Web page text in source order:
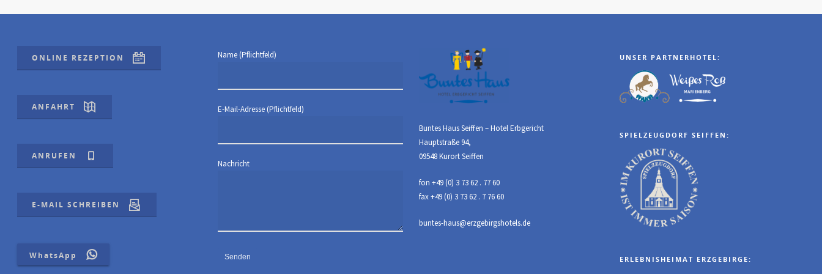
ONLINE REZEPTION
ANFAHRT
ANRUFEN
E-MAIL SCHREIBEN
WhatsApp
Name (Pflichtfeld)
E-Mail-Adresse (Pflichtfeld)
Nachricht
Buntes Haus Seiffen – Hotel Erbgericht
Hauptstraße 94,
09548 Kurort Seiffen
fon +49 (0) 3 73 62 . 77 60
fax +49 (0) 3 73 62 . 7 76 60
buntes-haus@erzgebirgshotels.de
UNSER PARTNERHOTEL:
SPIELZEUGDORF SEIFFEN:
ERLEBNISHEIMAT ERZGEBIRGE: